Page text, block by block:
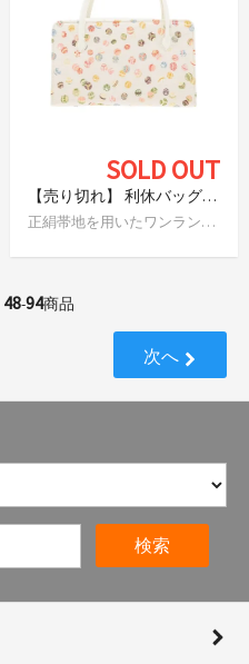
SOLD OUT
【売り切れ】 利休バッグ 小さな鞠
正絹帯地を用いたワンランク上のバッグです
48-94商品
次へ
検索